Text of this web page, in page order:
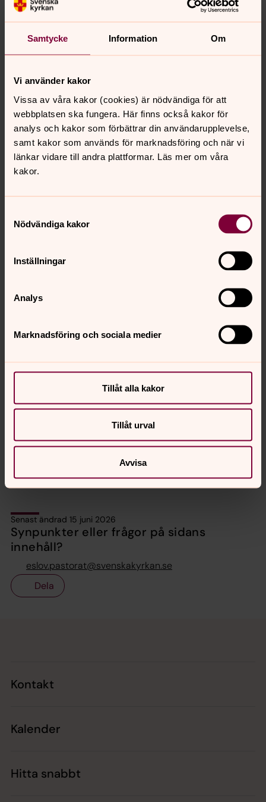
Samtycke Information Om
Vi använder kakor
Vissa av våra kakor (cookies) är nödvändiga för att
webbplatsen ska fungera. Här finns också kakor för
analys och kakor som förbättrar din användarupplevelse,
samt kakor som används för marknadsföring och när vi
länkar vidare till andra plattformar. Läs mer om våra
kakor.
Nödvändiga kakor
Inställningar
Analys
Marknadsföring och sociala medier
Tillåt alla kakor
Tillåt urval
Avvisa
Theodora Stenson
Mobil:072-593 20 19
E-post:theodora.stenson@svenskakyrkan.se
Pedagog, Svenska kyrkan Eslöv
072-593 20 15
E-post:sara.jonsson@svenskakyrkan.se
Senast ändrad 15 juni 2026
Synpunkter eller frågor på sidans
innehåll?
eslov.pastorat@svenskakyrkan.se
Dela
Kontakt
Kalender
Hitta snabbt